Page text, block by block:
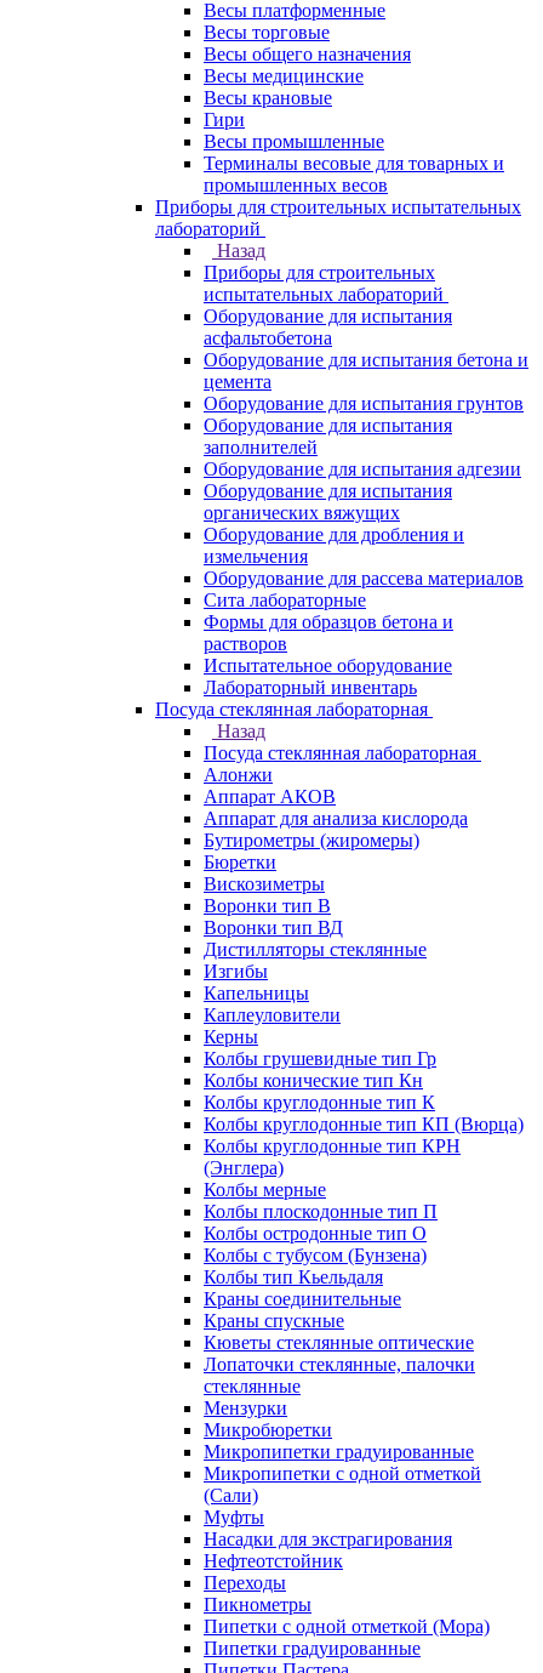
Весы платформенные
Весы торговые
Весы общего назначения
Весы медицинские
Весы крановые
Гири
Весы промышленные
Терминалы весовые для товарных и
промышленных весов
Приборы для строительных испытательных
лабораторий
Назад
Приборы для строительных
испытательных лабораторий
Оборудование для испытания
асфальтобетона
Оборудование для испытания бетона и
цемента
Оборудование для испытания грунтов
Оборудование для испытания
заполнителей
Оборудование для испытания адгезии
Оборудование для испытания
органических вяжущих
Оборудование для дробления и
измельчения
Оборудование для рассева материалов
Сита лабораторные
Формы для образцов бетона и
растворов
Испытательное оборудование
Лабораторный инвентарь
Посуда стеклянная лабораторная
Назад
Посуда стеклянная лабораторная
Алонжи
Аппарат АКОВ
Аппарат для анализа кислорода
Бутирометры (жиромеры)
Бюретки
Вискозиметры
Воронки тип В
Воронки тип ВД
Дистилляторы стеклянные
Изгибы
Капельницы
Каплеуловители
Керны
Колбы грушевидные тип Гр
Колбы конические тип Кн
Колбы круглодонные тип К
Колбы круглодонные тип КП (Вюрца)
Колбы круглодонные тип КРН
(Энглера)
Колбы мерные
Колбы плоскодонные тип П
Колбы остродонные тип О
Колбы с тубусом (Бунзена)
Колбы тип Кьельдаля
Краны соединительные
Краны спускные
Кюветы стеклянные оптические
Лопаточки стеклянные, палочки
стеклянные
Мензурки
Микробюретки
Микропипетки градуированные
Микропипетки с одной отметкой
(Сали)
Муфты
Насадки для экстрагирования
Нефтеотстойник
Переходы
Пикнометры
Пипетки с одной отметкой (Мора)
Пипетки градуированные